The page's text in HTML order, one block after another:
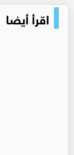
اقرأ أيضا